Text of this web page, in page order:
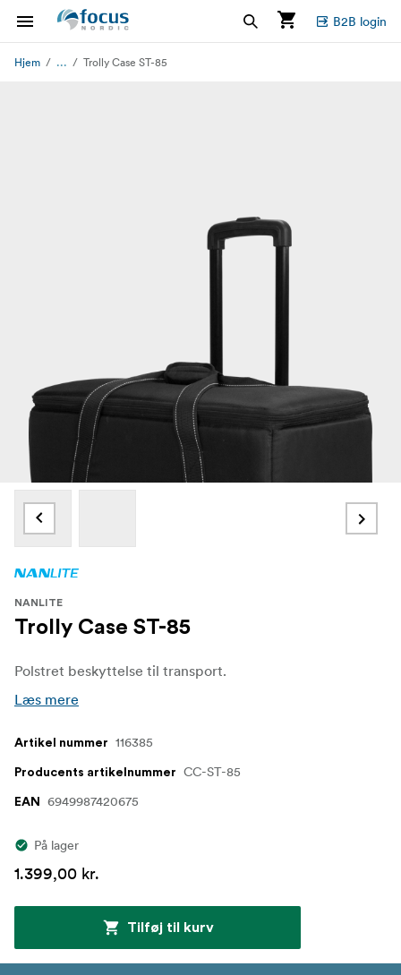
B2B login
Hjem ... Trolly Case ST-85
NANLITE
Trolly Case ST-85
Polstret beskyttelse til transport.
Læs mere
Artikel nummer 116385
Producents artikelnummer CC-ST-85
EAN 6949987420675
På lager
1.399,00 kr.
Tilføj til kurv